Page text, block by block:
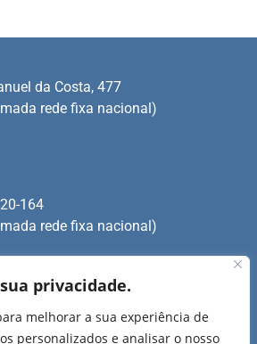
privacidade.
melhorar a sua experiência de
personalizados e analisar o nosso
164
rede fixa nacional)
da Costa, 477
rede fixa nacional)